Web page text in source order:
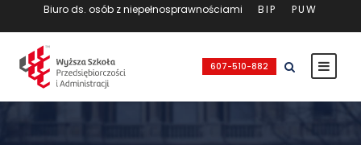
Biuro ds. osób z niepełnosprawnościami
BIP PUW
607-510-882